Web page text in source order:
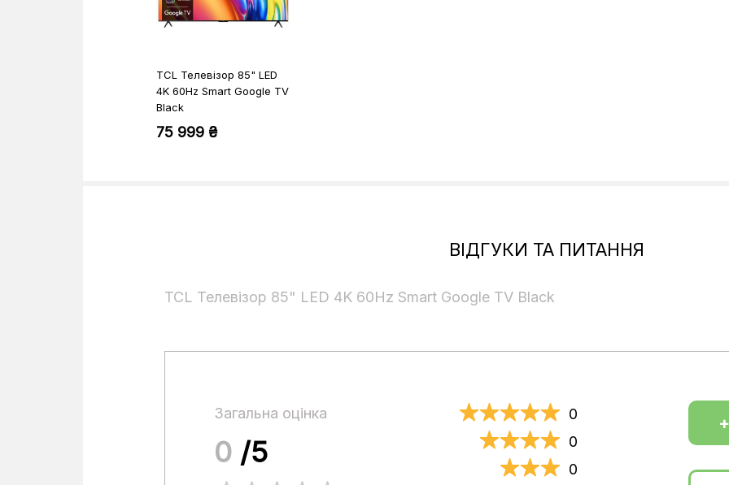
Настінне кріплення VESA
TCL Телевізор 85" LED
4K 60Hz Smart Google TV
Black
75 999 ₴
ВІДГУКИ ТА ПИТАННЯ
TCL Телевізор 85" LED 4K 60Hz Smart Google TV Black
Загальна оцінка
0 /5
0
0
0